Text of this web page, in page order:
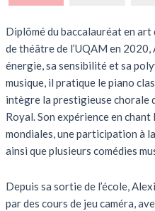
Diplômé du baccalauréat en art
de théâtre de l’UQAM en
énergie, sa sensibilité et sa
musique, il pratique le piano
intègre la prestigieuse chorale
Royal. Son expérience en
mondiales, une participation à
ainsi que plusieurs comédies
Depuis sa sortie de l’école,
par des cours de jeu caméra,